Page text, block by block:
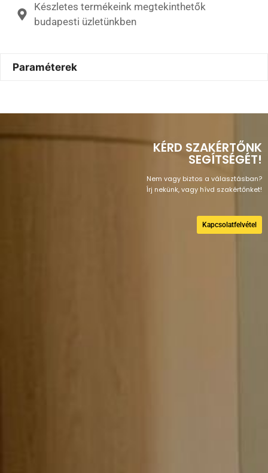
Készletes termékeink megtekinthetők
budapesti üzletünkben
Paraméterek
KÉRD SZAKÉRTŐNK
SEGÍTSÉGÉT!
Nem vagy biztos a választásban?
Írj nekünk, vagy hívd szakértőnket!
Kapcsolatfelvétel